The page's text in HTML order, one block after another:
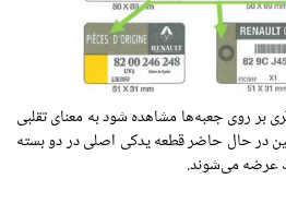
بر روی جعبه‌ها مشاهدهشود به معنای تقلبی
در حال حاضرقطعهیدکی اصلی در دو بسته
عرضه می‌شوند.